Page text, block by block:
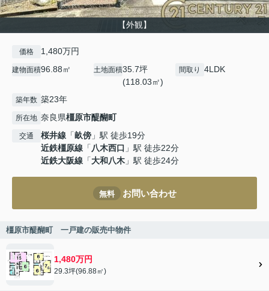
【外観】
価格 1,480万円
建物面積96.88㎡ 土地面積35.7坪
(118.03㎡)
間取り 4LDK
築年数 築23年
所在地 奈良県橿原市醍醐町
交通 桜井線 「畝傍 」駅 徒歩19分
近鉄橿原線 「八木西口 」駅 徒歩22分
近鉄大阪線 「大和八木 」駅 徒歩24分
無料 お問い合わせ
橿原市醍醐町 一戸建の販売中物件
1,480万円
29.3坪(96.88㎡)